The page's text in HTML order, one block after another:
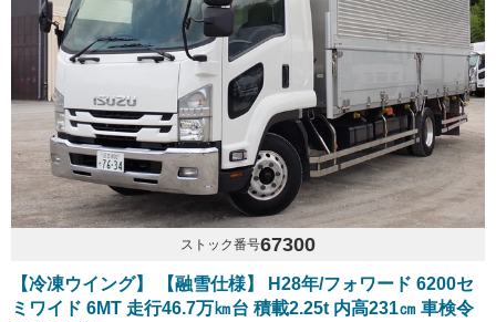
ストック番号67300
【冷凍ウイング】 【融雪仕様】 H28年/フォワード 6200セ
ミワイド 6MT 走行46.7万㎞台 積載2.25t 内高231㎝ 車検令